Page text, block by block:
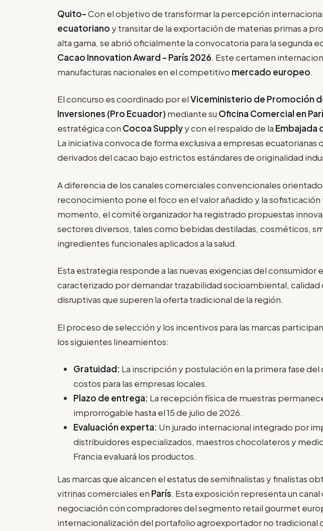
Quito-Con el objetivo de transformar la percepción
ecuatoriano y transitar de la exportación de materias primas a
alta gama, se abrió oficialmente la convocatoria para la segunda
Cacao Innovation Award - París 2026. Este certamen
manufacturas nacionales en el competitivo mercado europeo.
El concurso es coordinado por elViceministerio de Promoción
Inversiones (Pro Ecuador) mediante su Oficina Comercial en
estratégica con Cocoa Supplyy con el respaldo de la Embajada
La iniciativa convoca de forma exclusiva a empresas ecuatorianas
derivados del cacao bajo estrictos estándares de originalidad
A diferencia de los canales comerciales convencionales
reconocimiento pone el foco en el valor añadido y la sofisticación
momento, el comité organizador ha registrado propuestas
sectores diversos, tales como bebidas destiladas, cosméticos,
ingredientes funcionales aplicados a la salud.
Esta estrategia responde a las nuevas exigencias del consumidor
caracterizado por demandar trazabilidad socioambiental, calidad
disruptivas que superen la oferta tradicional de la región.
El proceso de selección y los incentivos para las marcas
los siguientes lineamientos:
Gratuidad: La inscripción y postulación en la primera fase
costos para las empresas locales.
Plazo de entrega: La recepción física de muestras
improrrogable hasta el 15 de julio de 2026.
Evaluación experta: Un jurado internacional integrado por
distribuidores especializados, maestros chocolateros y
Francia evaluará los productos.
Las marcas que alcancen el estatus de semifinalistas y finalistas
vitrinas comerciales en París. Esta exposición representa un
negociación con compradores del segmento retail gourmet
internacionalización del portafolio agroexportador no tradicional